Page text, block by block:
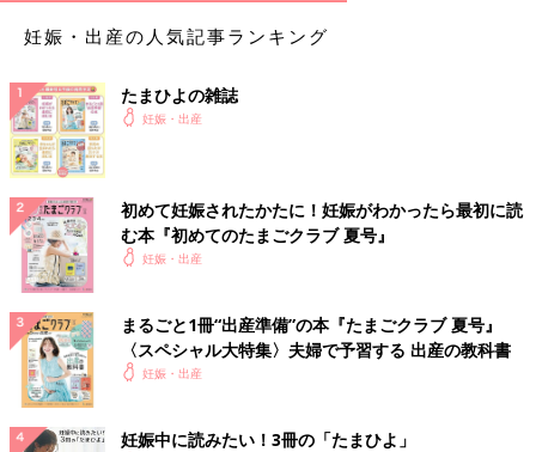
妊娠・出産の人気記事ランキング
たまひよの雑誌
妊娠・出産
初めて妊娠されたかたに！妊娠がわかったら最初に読
む本『初めてのたまごクラブ 夏号』
妊娠・出産
まるごと1冊“出産準備”の本『たまごクラブ 夏号』
〈スペシャル大特集〉夫婦で予習する 出産の教科書
妊娠・出産
妊娠中に読みたい！3冊の「たまひよ」